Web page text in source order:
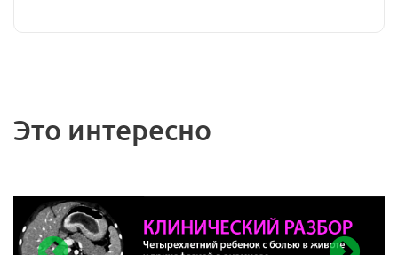
Это интересно